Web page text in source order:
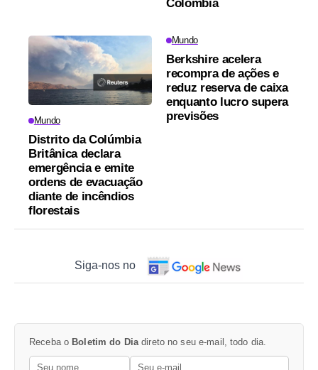
Colômbia
Mundo
Distrito da Colúmbia
Britânica declara
emergência e emite
ordens de evacuação
diante de incêndios
florestais
Mundo
Berkshire acelera
recompra de ações e
reduz reserva de caixa
enquanto lucro supera
previsões
Siga-nos no
Receba o Boletim do Dia direto no seu e-mail, todo dia.